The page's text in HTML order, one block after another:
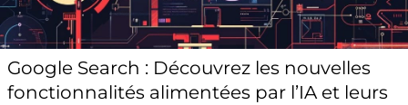
Google Search : Découvrez les nouvelles
fonctionnalités alimentées par l’IA et leurs